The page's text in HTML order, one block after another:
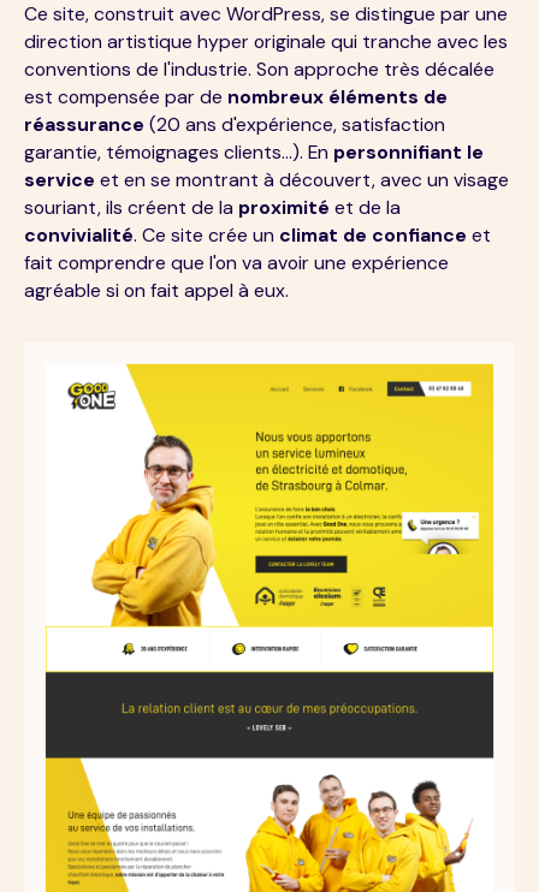
Ce site, construit avec WordPress, se distingue par une
direction artistique hyper originale qui tranche avec les
conventions de l'industrie. Son approche très décalée
est compensée par de nombreux éléments de
réassurance (20 ans d'expérience, satisfaction
garantie, témoignages clients...). En personnifiant le
service et en se montrant à découvert, avec un visage
souriant, ils créent de la proximité et de la
convivialité. Ce site crée un climat de confiance et
fait comprendre que l'on va avoir une expérience
agréable si on fait appel à eux.